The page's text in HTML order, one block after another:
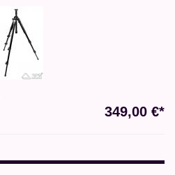
349,00 €*